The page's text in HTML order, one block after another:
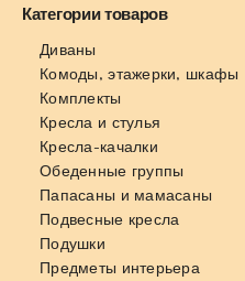
Категории товаров
Диваны
Комоды, этажерки, шкафы
Комплекты
Кресла и стулья
Кресла-качалки
Обеденные группы
Папасаны и мамасаны
Подвесные кресла
Подушки
Предметы интерьера